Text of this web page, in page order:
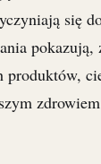
się
pokazują,
produktów,